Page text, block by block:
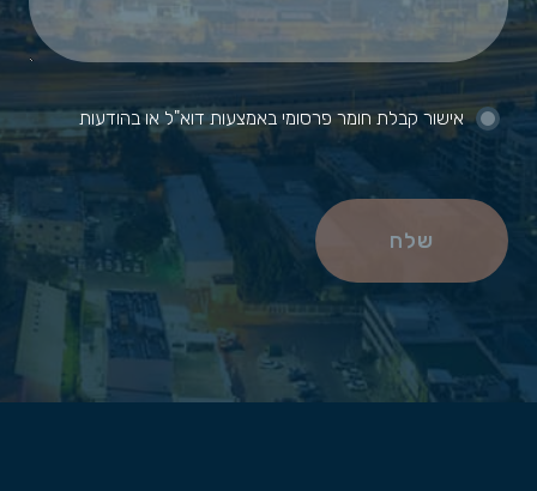
אישור קבלת חומר פרסומי באמצעות דוא"ל או בהודעות
שלח